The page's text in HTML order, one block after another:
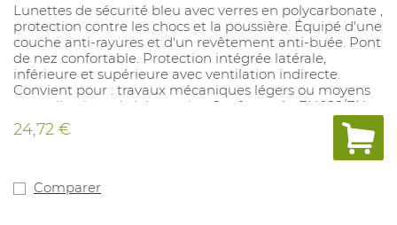
Lunettes de sécurité bleu avec verres en polycarbonate ,
protection contre les chocs et la poussière. Équipé d'une
couche anti-rayures et d'un revêtement anti-buée. Pont
de nez confortable. Protection intégrée latérale,
inférieure et supérieure avec ventilation indirecte.
Convient pour : travaux mécaniques légers ou moyens
et applications de laboratoire. Conforme à : EN 166/EN
170 2-1,2 1 FT KN.
24,72 €
Comparer